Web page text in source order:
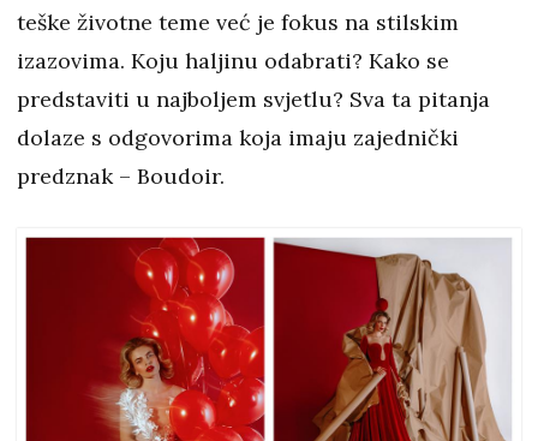
teške životne teme već je fokus na stilskim
izazovima. Koju haljinu odabrati? Kako se
predstaviti u najboljem svjetlu? Sva ta pitanja
dolaze s odgovorima koja imaju zajednički
predznak – Boudoir.